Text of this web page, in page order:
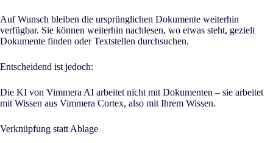
Auf Wunsch bleiben die ursprünglichen Dokumente weiterhin
verfügbar. Sie können weiterhin nachlesen, wo etwas steht, gezielt
Dokumente finden oder Textstellen durchsuchen.
Entscheidend ist jedoch:
Die KI von VimmeraAI arbeitet nicht mit Dokumenten – sie arbeitet
mit Wissen aus Vimmera Cortex, also mit Ihrem Wissen.
Verknüpfung statt Ablage